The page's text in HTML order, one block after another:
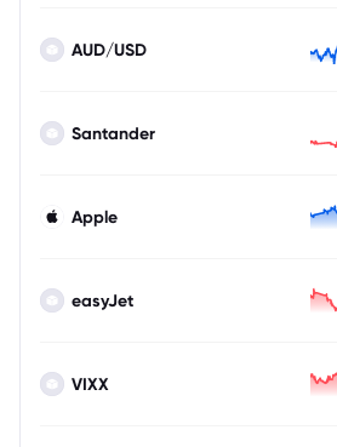
AUD/USD
Santander
Apple
easyJet
VIXX